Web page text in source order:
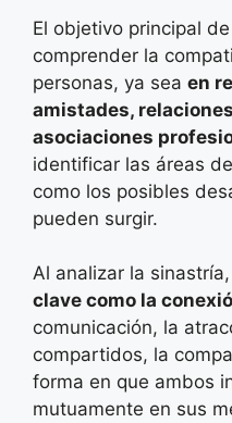
El objetivo principal
comprender la
personas, ya sea en
amistades,
asociaciones
identificar las áreas
como los posibles
pueden surgir.
Al analizar la sinastría,
clave como la
comunicación, la
compartidos, la
forma en que ambos
mutuamente en sus